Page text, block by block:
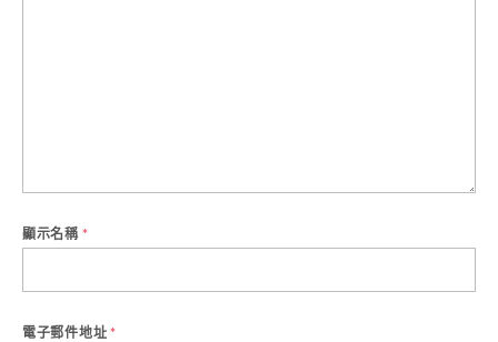
顯示名稱 *
電子郵件地址 *